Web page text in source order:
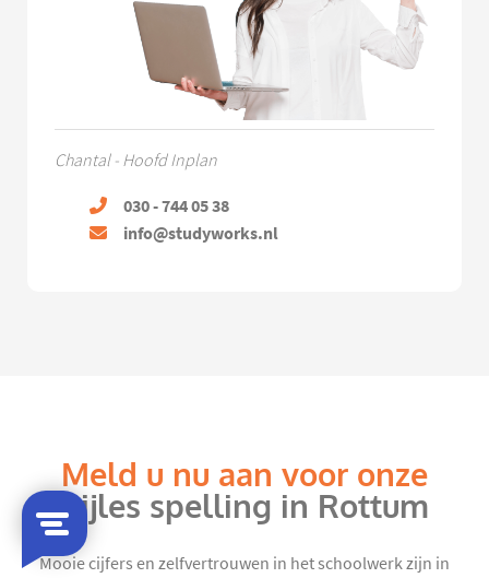
Chantal - Hoofd Inplan
030 - 744 05 38
info@studyworks.nl
Meld u nu aan voor onze
bijles spelling in Rottum
Mooie cijfers en zelfvertrouwen in het schoolwerk zijn in